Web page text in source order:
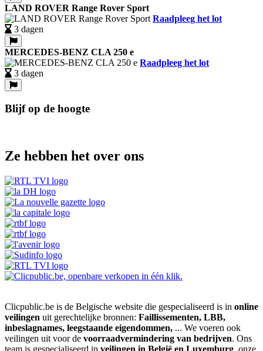
LAND ROVER Range Rover Sport
Raadpleeg het lot
3 dagen
MERCEDES-BENZ CLA 250 e
Raadpleeg het lot
3 dagen
Blijf op de hoogte
Ze hebben het over ons
Clicpublic.be is de Belgische website die gespecialiseerd is in online
veilingen uit gerechtelijke bronnen: Faillissementen, LBB,
inbeslagnames, leegstaande eigendommen, ... We voeren ook
veilingen uit voor de voorraadvermindering van bedrijven. Ons
team is gespecialiseerd in veilingen in België en Luxemburg, onze